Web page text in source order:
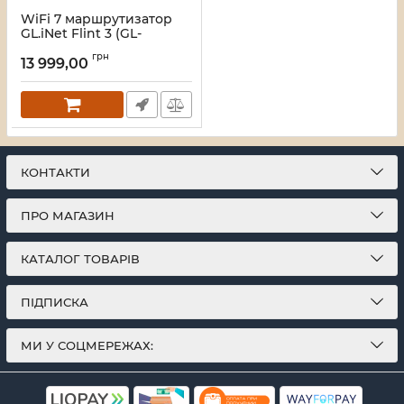
WiFi 7 маршрутизатор
GL.iNet Flint 3 (GL-
тридіапазонний
Артикул:73-01006
13 999,00 грн
КОНТАКТИ
ПРО МАГАЗИН
КАТАЛОГ ТОВАРІВ
ПІДПИСКА
МИ У СОЦМЕРЕЖАХ: